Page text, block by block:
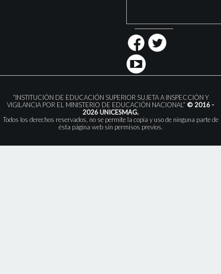
“INSTITUCIÓN DE EDUCACIÓN SUPERIOR SUJETA A INSPECCIÓN Y
VIGILANCIA POR EL MINISTERIO DE EDUCACIÓN NACIONAL” © 2016 -
2026 UNICESMAG.
Todos los derechos reservados, no se permite la copia y uso de ninguna parte de
ésta página web sin permisos previos.